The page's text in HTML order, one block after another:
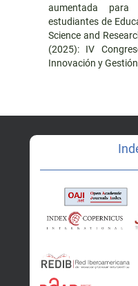
aumentada
estudiantes de
Science and
(2025): IV
Innovación y